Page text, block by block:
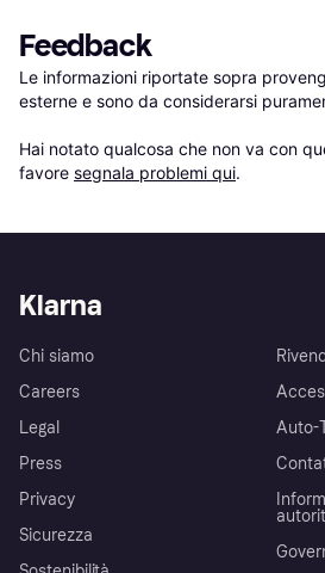
Feedback
Le informazioni riportate sopra
esterne e sono da considerarsi
Hai notato qualcosa che non va con
favore segnala problemi qui.
Klarna
Chi siamo
Careers
Legal
Press
Privacy
Sicurezza
Auto-